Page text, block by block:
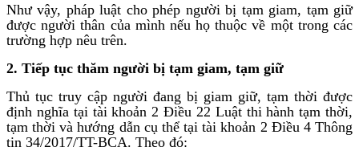
Như vậy, pháp luật cho phép người bị tạm giam, tạm giữ
được người thân của mình nếu họ thuộc về một trong các
trường hợp nêu trên.
2. Tiếp tục thăm người bị tạm giam, tạm giữ
Thủ tục truy cập người đang bị giam giữ, tạm thời được
định nghĩa tại tài khoản 2 Điều 22 Luật thi hành tạm thời,
tạm thời và hướng dẫn cụ thể tại tài khoản 2 Điều 4 Thông
tin 34/2017/TT-BCA. Theo đó: